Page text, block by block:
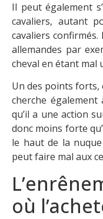
Il peut également
cavaliers, autant
cavaliers
allemandes par
cheval en étant mal
Un des points forts,
cherche
qu’il a une action
donc moins forte
le haut de la
peut faire mal aux
où